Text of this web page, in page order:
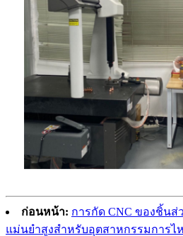
ก่อนหน้า: การกัด CNC ของชิ้น
แม่นยำสูงสำหรับอุตสาหกรรมการไ